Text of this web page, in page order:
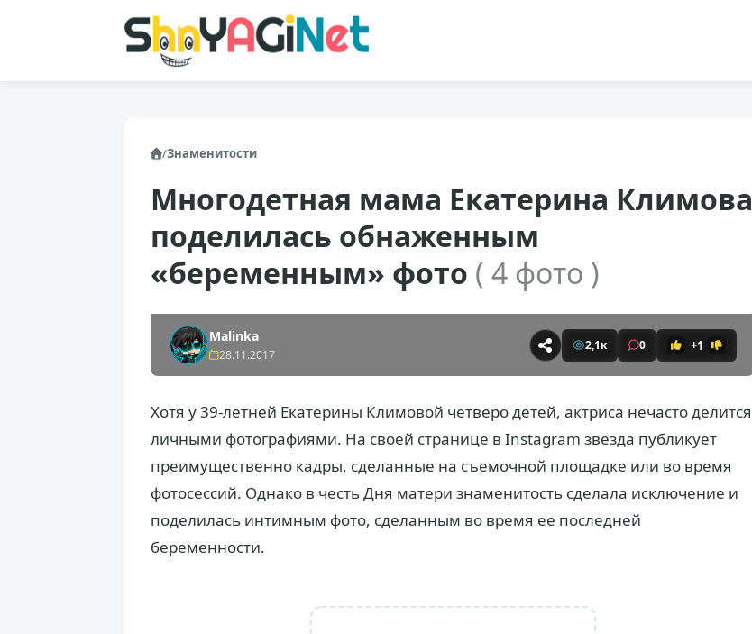
/Знаменитости
Многодетная мама Екатерина Климова
поделилась обнаженным
«беременным» фото ( 4 фото )
Malinka
28.11.2017
2,1к 0 +1
Хотя у 39-летней Екатерины Климовой четверо детей, актриса нечасто делится
личными фотографиями. На своей странице в Instagram звезда публикует
преимущественно кадры, сделанные на съемочной площадке или во время
фотосессий. Однако в честь Дня матери знаменитость сделала исключение и
поделилась интимным фото, сделанным во время ее последней
беременности.